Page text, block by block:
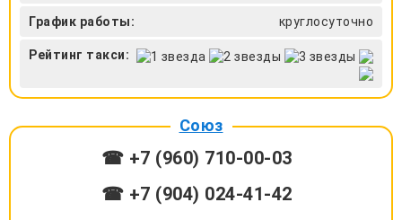
График работы: круглосуточно
Рейтинг такси:
Союз
☎ +7 (960) 710-00-03
☎ +7 (904) 024-41-42